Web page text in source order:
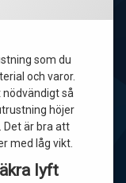
som du
och varor.
så
höjer
Det är bra att
med låg vikt.
lyft